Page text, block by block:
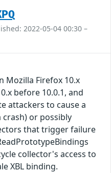
2022-05-04 00:30 –
Mozilla Firefox 10.x
before 10.0.1, and
attackers to cause a
or possibly
that trigger failure
collector's access to
XBL binding.